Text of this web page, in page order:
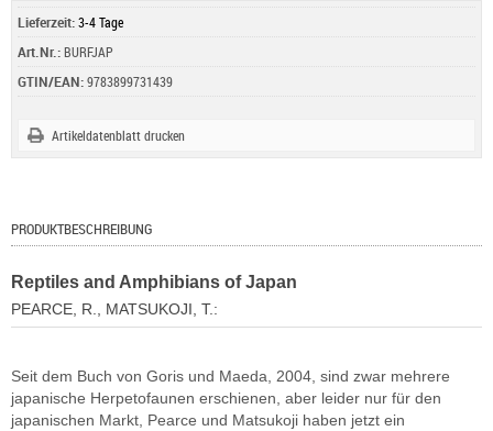
Lieferzeit:3-4 Tage
Art.Nr.:BURFJAP
GTIN/EAN:9783899731439
Artikeldatenblatt drucken
PRODUKTBESCHREIBUNG
Reptiles and Amphibians of Japan
PEARCE, R., MATSUKOJI, T.:
Seit dem Buch von Goris und Maeda, 2004, sind zwar mehrere
japanische Herpetofaunen erschienen, aber leider nur für den
japanischen Markt, Pearce und Matsukoji haben jetzt ein